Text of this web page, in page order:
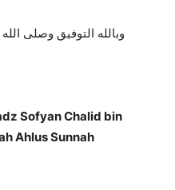
وبالله التوفيق وصلى
Sofyan Chalid bin
Ahlus Sunnah